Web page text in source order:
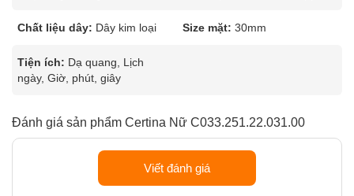
Chất liệu dây: Dây kim loại Size mặt: 30mm
Tiện ích: Dạ quang, Lịch
ngày, Giờ, phút, giây
Đánh giá sản phẩm Certina Nữ C033.251.22.031.00
Viết đánh giá